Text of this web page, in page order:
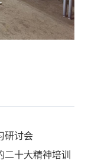
研讨会
十大精神培训